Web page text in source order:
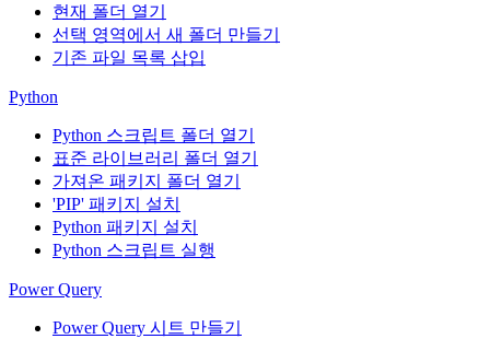
현재 폴더 열기
선택 영역에서 새 폴더 만들기
기존 파일 목록 삽입
Python
Python 스크립트 폴더 열기
표준 라이브러리 폴더 열기
가져온 패키지 폴더 열기
'PIP' 패키지 설치
Python 패키지 설치
Python 스크립트 실행
Power Query
Power Query 시트 만들기